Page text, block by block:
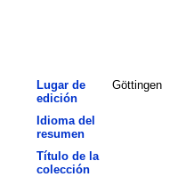
Lugar de
edición
Göttingen
Idioma del
resumen
Título de la
colección